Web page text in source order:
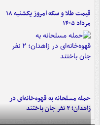
قیمت طلا و سکه امروز یکشنبه ۱۸
مرداد ۱۴۰۵
حمله مسلحانه به قهوه‌خانه‌ای در
زاهدان؛ ۲ نفر جان باختند